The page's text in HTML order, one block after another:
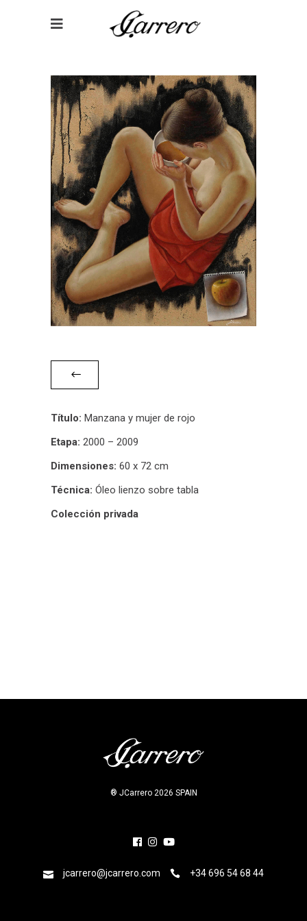
Título: Manzana y mujer de rojo
Etapa: 2000 – 2009
Dimensiones: 60 x 72 cm
Técnica: Óleo lienzo sobre tabla
Colección privada
® JCarrero 2026 SPAIN
jcarrero@jcarrero.com +34 696 54 68 44